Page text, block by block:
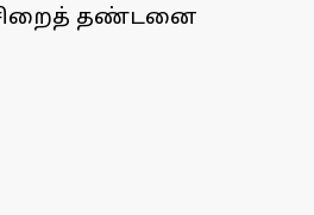
சிறைத் தண்டனை